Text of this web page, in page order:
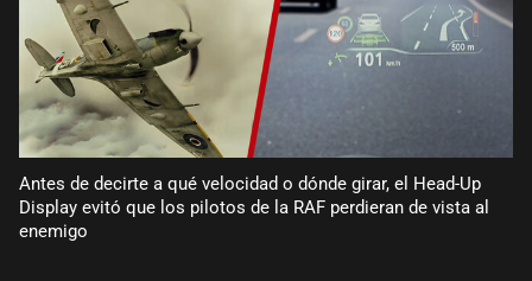
Antes de decirte a qué velocidad o dónde girar, el Head-Up
Display evitó que los pilotos de la RAF perdieran de vista al
enemigo